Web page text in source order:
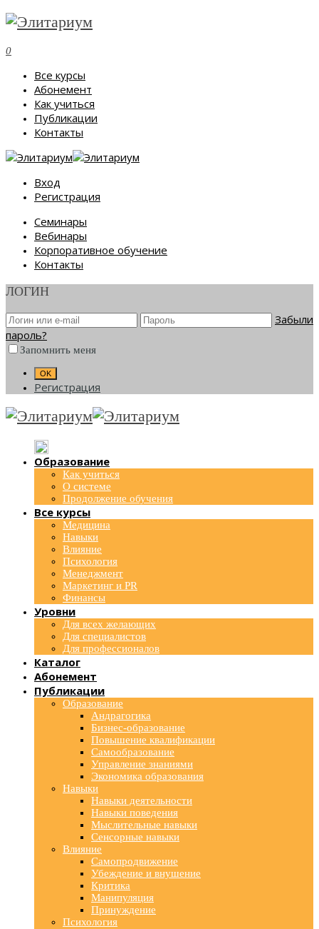
0
Все курсы
Абонемент
Как учиться
Публикации
Контакты
Вход
Регистрация
Семинары
Вебинары
Корпоративное обучение
Контакты
ЛОГИН
Забыли
пароль?
Запомнить меня
Регистрация
Образование
Как учиться
О системе
Продолжение обучения
Все курсы
Медицина
Навыки
Влияние
Психология
Менеджмент
Маркетинг и PR
Финансы
Уровни
Для всех желающих
Для специалистов
Для профессионалов
Каталог
Абонемент
Публикации
Образование
Андрагогика
Бизнес-образование
Повышение квалификации
Самообразование
Управление знаниями
Экономика образования
Навыки
Навыки деятельности
Навыки поведения
Мыслительные навыки
Сенсорные навыки
Влияние
Самопродвижение
Убеждение и внушение
Критика
Манипуляция
Принуждение
Психология